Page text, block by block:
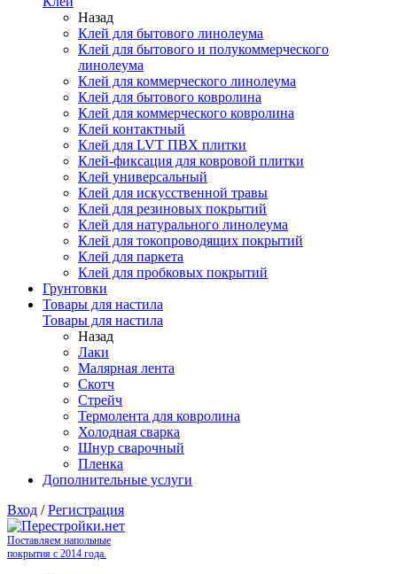
Назад
Клей для бытового линолеума
Клей для бытового и полукоммерческого
линолеума
Клей для коммерческого линолеума
Клей для бытового ковролина
Клей для коммерческого ковролина
Клей контактный
Клей для LVT ПВХ плитки
Клей-фиксация для ковровой плитки
Клей универсальный
Клей для искусственной травы
Клей для резиновых покрытий
Клей для натурального линолеума
Клей для токопроводящих покрытий
Клей для паркета
Клей для пробковых покрытий
Грунтовки
Товары для настила
Товары для настила
Назад
Лаки
Малярная лента
Скотч
Стрейч
Термолента для ковролина
Холодная сварка
Шнур сварочный
Пленка
Дополнительные услуги
Вход /Регистрация
Поставляем напольные
покрытия с 2014 года.